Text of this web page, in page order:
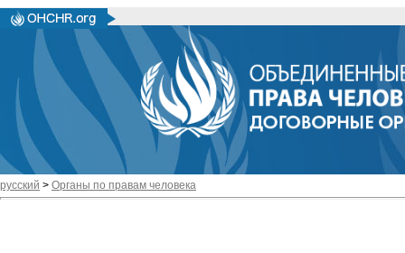
русский > Органы по правам человека